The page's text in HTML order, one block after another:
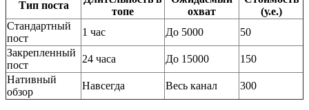
Тип поста
топе
охват
(у.е.)
Стандартный
пост
1 час До 5000
50
Закрепленный
пост
24 часа До 15000
150
Нативный
обзор
Навсегда Весь канал 300